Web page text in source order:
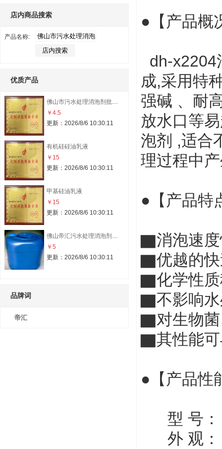
店内商品搜索
产品名称:
优质产品
佛山市污水处理消泡剂批发价格
￥4.5
更新：2026/8/6 10:30:11
有机硅硅油乳液
￥15
更新：2026/8/6 10:30:11
甲基硅油乳液
￥15
更新：2026/8/6 10:30:11
佛山帝汇污水处理消泡剂厂家
￥5
更新：2026/8/6 10:30:11
品牌词
帝汇
●【产品概
dh-x2204
成,采用特
强碱 、耐
放水口等
泡剂 ,适合
理过程中
●【产品特
▇消泡速度
▇优越的快
▇化学性质
▇不影响水
▇对生物菌
▇其性能可
●【产品性
型 号
外 观